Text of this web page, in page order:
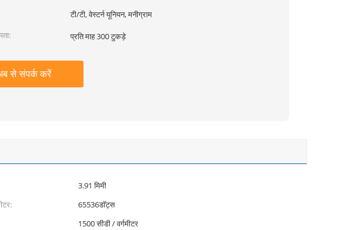
टी/टी, वेस्टर्न यूनियन, मनीग्राम
प्रति माह 300 टुकड़े
से संपर्क करें
3.91 मिमी
65536डॉट्स
1500 सीडी / वर्गमीटर